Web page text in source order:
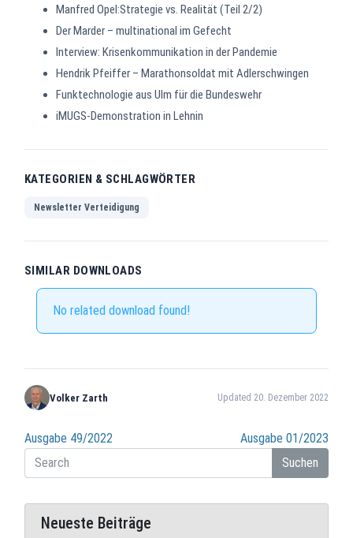
Manfred Opel:Strategie vs. Realität (Teil 2/2)
Der Marder – multinational im Gefecht
Interview: Krisenkommunikation in der Pandemie
Hendrik Pfeiffer – Marathonsoldat mit Adlerschwingen
Funktechnologie aus Ulm für die Bundeswehr
iMUGS-Demonstration in Lehnin
KATEGORIEN & SCHLAGWÖRTER
Newsletter Verteidigung
SIMILAR DOWNLOADS
No related download found!
Volker Zarth Updated 20. Dezember 2022
Beitragsnavigation
Ausgabe 49/2022
Ausgabe 01/2023
Suchen
Neueste Beiträge